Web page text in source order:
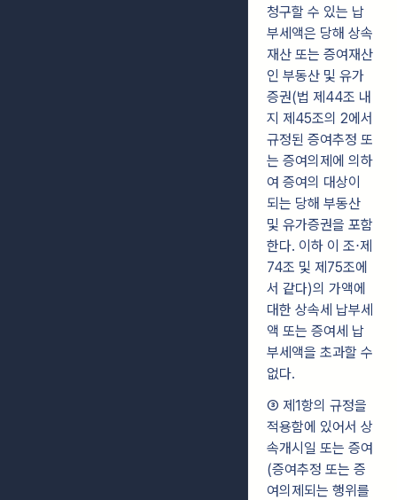
청구할 수 있는 납
부세액은 당해 상속
재산 또는 증여재산
인 부동산 및 유가
증권(법 제44조 내
지 제45조의 2에서
규정된 증여추정 또
는 증여의제에 의하
여 증여의 대상이
되는 당해 부동산
및 유가증권을 포함
한다. 이하 이 조⋅제
74조 및 제75조에
서 같다)의 가액에
대한 상속세 납부세
액 또는 증여세 납
부세액을 초과할 수
없다.
③ 제1항의 규정을
적용함에 있어서 상
속개시일 또는 증여
(증여추정 또는 증
여의제되는 행위를